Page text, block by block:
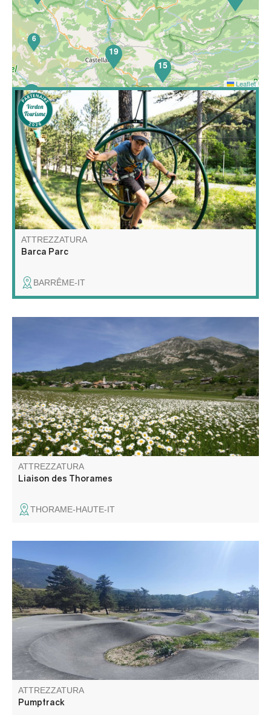
Barca Parc è un parco ricreativo multiattività con
percorsi ad alta fune, un'area di rete per bambini,
orienteering sul tema degli animali della foresta, giochi
di fuga nella natura, tiro con l'arco, gelly tag e lancio
dell'ascia!
ATTREZZATURA
Barca Parc
BARRÊME-IT
Questa escursione familiare relativamente facile può
essere iniziata dai villaggi di Thorame-Haute o Thorame-
ATTREZZATURA
Liaison des Thorames
THORAME-HAUTE-IT
Profitez d'une piste débutant et d'une piste intermédiaire
et confirmé au Pumptrack de Saint-André.
ATTREZZATURA
Pumptrack
15
19
6
52
Leaflet